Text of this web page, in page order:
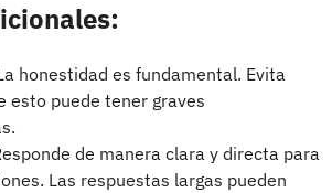
honestidad es fundamental. Evita
esto puede tener graves
de manera clara y directa para
Las respuestas largas pueden